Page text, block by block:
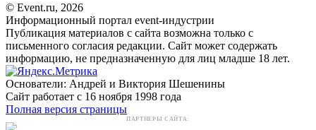
© Event.ru, 2026
Информационный портал event-индустрии
Публикация материалов с сайта возможна только с
письменного согласия редакции. Сайт может содержать
информацию, не предназначенную для лиц младше 18 лет.
Основатели: Андрей и Виктория Шешенины
Сайт работает с 16 ноября 1998 года
Полная версия страницы
ПАРТНЕРЫ САЙТА: